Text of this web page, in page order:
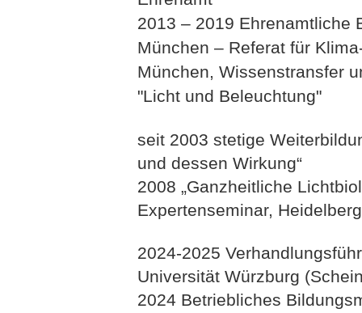
2013 – 2019 Ehrenamtliche
München – Referat für
München, Wissenstransfer
"Licht und Beleuchtung"
seit 2003 stetige
und dessen Wirkung“
2008 „Ganzheitliche
Expertenseminar, Heidelberg
2024-2025
Universität Würzburg
2024 Betriebliches